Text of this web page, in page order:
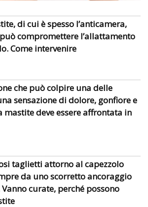
di cui è spesso l’anticamera,
compromettere l’allattamento
Come intervenire
che può colpire una delle
sensazione di dolore, gonfiore e
mastite deve essere affrontata in
taglietti attorno al capezzolo
da uno scorretto ancoraggio
curate, perché possono